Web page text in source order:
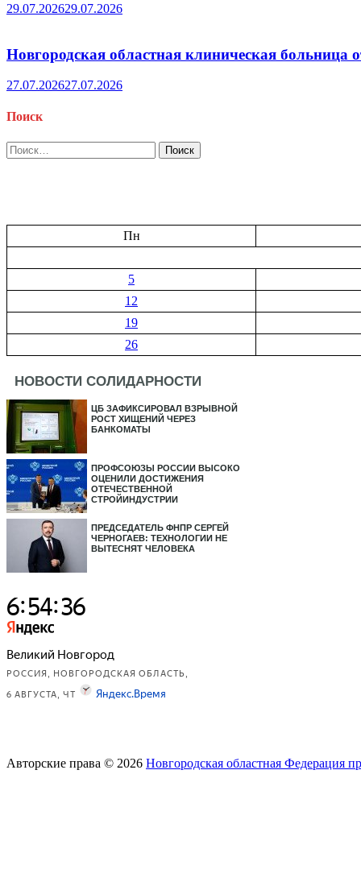
29.07.202629.07.2026
Новгородская областная клиническая больница
27.07.202627.07.2026
Поиск
Найти:
Пн
5
12
19
26
НОВОСТИ СОЛИДАРНОСТИ
ЦБ ЗАФИКСИРОВАЛ ВЗРЫВНОЙ
РОСТ ХИЩЕНИЙ ЧЕРЕЗ
БАНКОМАТЫ
ПРОФСОЮЗЫ РОССИИ ВЫСОКО
ОЦЕНИЛИ ДОСТИЖЕНИЯ
ОТЕЧЕСТВЕННОЙ
СТРОЙИНДУСТРИИ
ПРЕДСЕДАТЕЛЬ ФНПР СЕРГЕЙ
ЧЕРНОГАЕВ: ТЕХНОЛОГИИ НЕ
ВЫТЕСНЯТ ЧЕЛОВЕКА
Авторские права © 2026 Новгородская областная Федерация